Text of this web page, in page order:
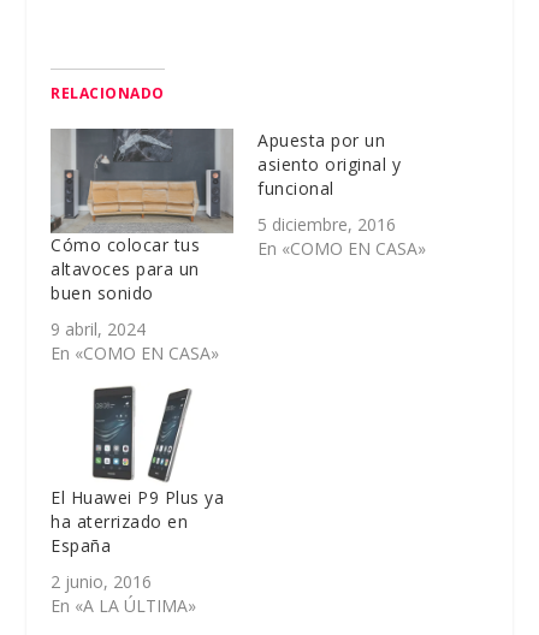
RELACIONADO
Cómo colocar tus
altavoces para un
buen sonido
9 abril, 2024
En «COMO EN CASA»
Apuesta por un
asiento original y
funcional
5 diciembre, 2016
En «COMO EN CASA»
El Huawei P9 Plus ya
ha aterrizado en
España
2 junio, 2016
En «A LA ÚLTIMA»